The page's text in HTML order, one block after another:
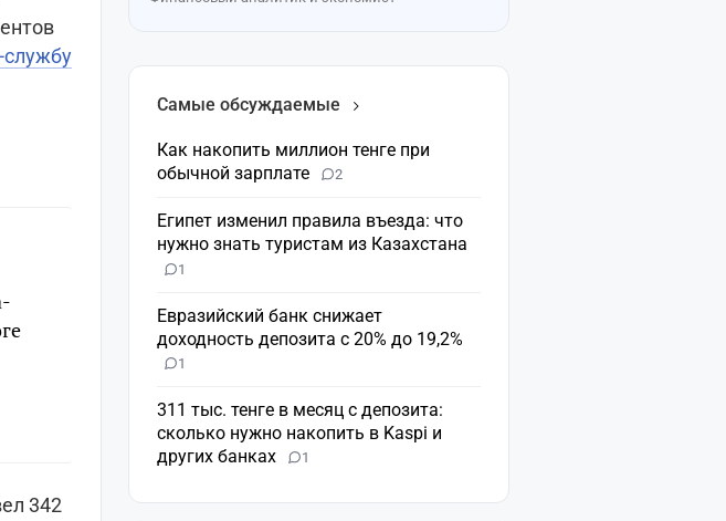
службу
342
Самые обсуждаемые
Как накопить миллион тенге при
обычной зарплате
2
Египет изменил правила въезда: что
нужно знать туристам из Казахстана
1
Евразийский банк снижает
доходность депозита с 20% до 19,2%
1
311 тыс. тенге в месяц с депозита:
сколько нужно накопить в Kaspi и
других банках
1